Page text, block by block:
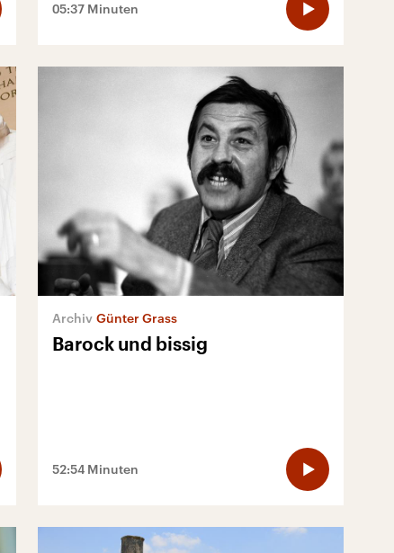
05:37 Minuten
Günter Grass
Barock und bissig
52:54 Minuten